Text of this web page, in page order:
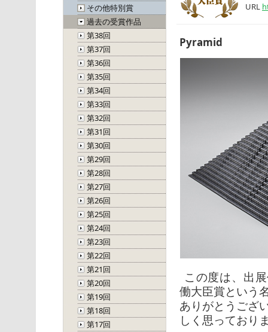
URL
Pyramid
この度は、出
働大臣賞という
ありがとうござ
しく思っており
その他特別賞
過去の受賞作品
第38回
第37回
第36回
第35回
第34回
第33回
第32回
第31回
第30回
第29回
第28回
第27回
第26回
第25回
第24回
第23回
第22回
第21回
第20回
第19回
第18回
第17回